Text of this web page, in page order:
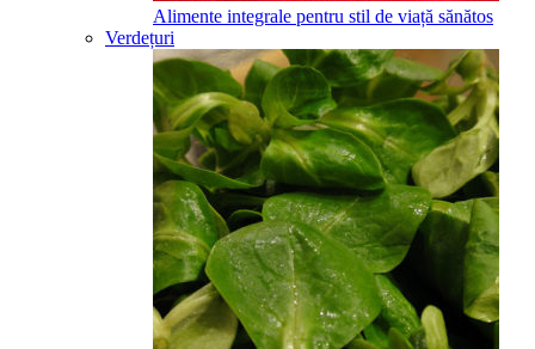
Alimente integrale pentru stil de viață sănătos
Verdețuri